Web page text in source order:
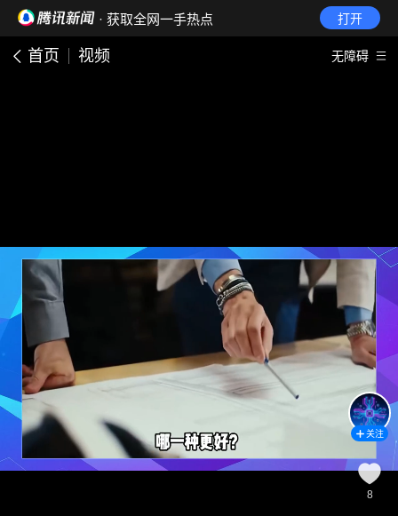
· 获取全网一手热点 打开
首页 视频 无障碍
关注
8